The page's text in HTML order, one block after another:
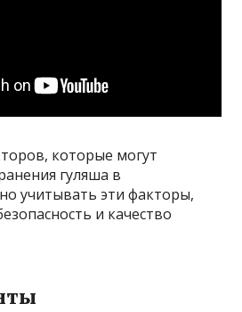
которые могут
гуляша в
учитывать эти факторы,
и качество